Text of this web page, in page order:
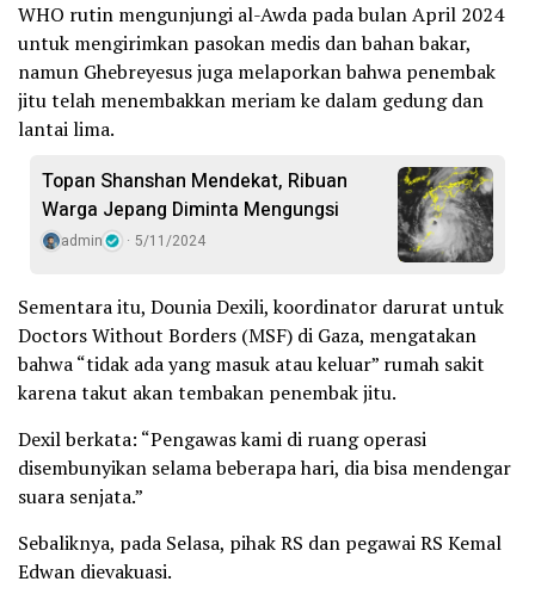
WHO rutin mengunjungi al-Awda pada bulan April 2024
untuk mengirimkan pasokan medis dan bahan bakar,
namun Ghebreyesus juga melaporkan bahwa penembak
jitu telah menembakkan meriam ke dalam gedung dan
lantai lima.
Topan Shanshan Mendekat, Ribuan
Warga Jepang Diminta Mengungsi
admin 5/11/2024
Sementara itu, Dounia Dexili, koordinator darurat untuk
Doctors Without Borders (MSF) di Gaza, mengatakan
bahwa “tidak ada yang masuk atau keluar” rumah sakit
karena takut akan tembakan penembak jitu.
Dexil berkata: “Pengawas kami di ruang operasi
disembunyikan selama beberapa hari, dia bisa mendengar
suara senjata.”
Sebaliknya, pada Selasa, pihak RS dan pegawai RS Kemal
Edwan dievakuasi.